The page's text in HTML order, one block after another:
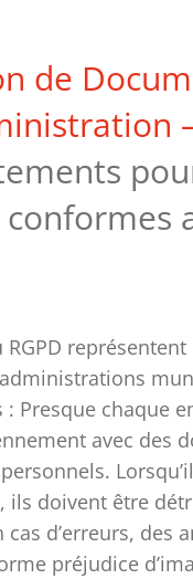
de
RGPD
Presque chaque
avec des
ils doivent être
d’erreurs, des
préjudice